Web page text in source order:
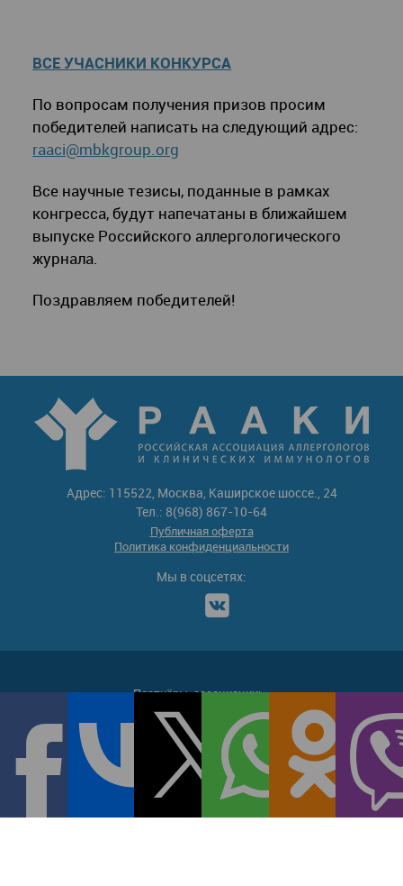
ВСЕ УЧАСНИКИ КОНКУРСА
По вопросам получения призов просим
победителей написать на следующий адрес:
raaci@mbkgroup.org
Все научные тезисы, поданные в рамках
конгресса, будут напечатаны в ближайшем
выпуске Российского аллергологического
журнала.
Поздравляем победителей!
Адрес: 115522, Москва, Каширское шоссе., 24
Тел.: 8(968) 867-10-64
Публичная оферта
Политика конфиденциальности
Мы в соцсетях:
Партнёры-ассоциации: